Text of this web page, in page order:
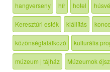
hangverseny hír hotel
Keresztúri esték kiállítás
közönségtalálkozó kulturális
múzeum | tájház Múzeumok